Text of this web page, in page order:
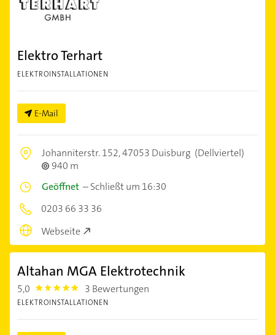
Elektro Terhart
ELEKTROINSTALLATIONEN
E-Mail
Johanniterstr. 152,47053 Duisburg (Dellviertel)
940 m
Geöffnet –Schließt um 16:30
0203 66 33 36
Webseite
Altahan MGA Elektrotechnik
5,0 5.0 3 Bewertungen
ELEKTROINSTALLATIONEN